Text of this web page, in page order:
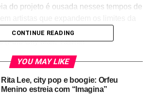
do projeto é ousada nesses tempos de
e mergulham fundo nas
(Foto City Mall: Yasmin
CONTINUE READING
YOU MAY LIKE
Rita Lee, city pop e boogie: Orfeu
Menino estreia com “Imagina”